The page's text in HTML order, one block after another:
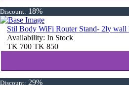
Discount: 18%
Stil Body WiFi Router Stand- 2ly wall
Availability: In Stock
TK 700 TK 850
Discount: 29%